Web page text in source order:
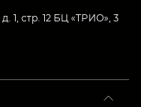
1, стр. 12 БЦ «ТРИО», 3